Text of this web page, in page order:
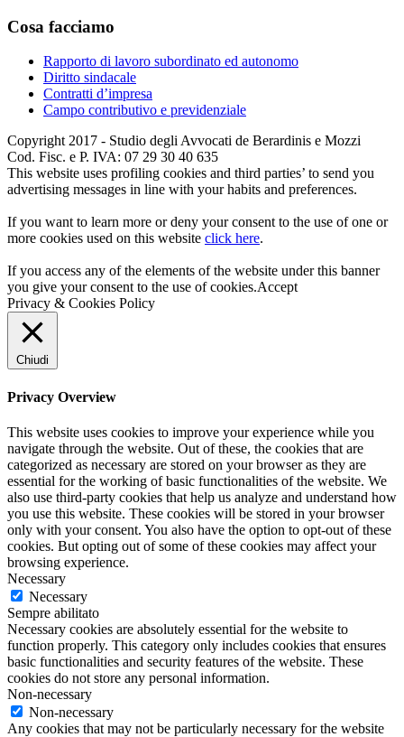
Cosa facciamo
Rapporto di lavoro subordinato ed autonomo
Diritto sindacale
Contratti d’impresa
Campo contributivo e previdenziale
Copyright 2017 - Studio degli Avvocati de Berardinis e Mozzi
Cod. Fisc. e P. IVA: 07 29 30 40 635
This website uses profiling cookies and third parties’ to send you
advertising messages in line with your habits and preferences.
If you want to learn more or deny your consent to the use of one or
more cookies used on this website click here.
If you access any of the elements of the website under this banner
you give your consent to the use of cookies.Accept
Privacy & Cookies Policy
Chiudi
Privacy Overview
This website uses cookies to improve your experience while you
navigate through the website. Out of these, the cookies that are
categorized as necessary are stored on your browser as they are
essential for the working of basic functionalities of the website. We
also use third-party cookies that help us analyze and understand how
you use this website. These cookies will be stored in your browser
only with your consent. You also have the option to opt-out of these
cookies. But opting out of some of these cookies may affect your
browsing experience.
Necessary
Necessary
Sempre abilitato
Necessary cookies are absolutely essential for the website to
function properly. This category only includes cookies that ensures
basic functionalities and security features of the website. These
cookies do not store any personal information.
Non-necessary
Non-necessary
Any cookies that may not be particularly necessary for the website